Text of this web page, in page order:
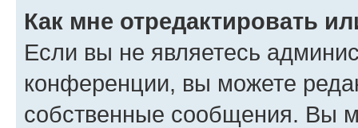
Как мне отредактировать
Если вы не являетесь
конференции, вы можете
собственные сообщения. Вы